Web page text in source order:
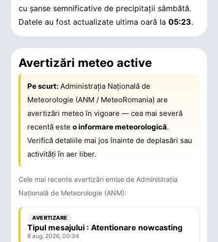
cu șanse semnificative de precipitații sâmbătă.
Datele au fost actualizate ultima oară la05:23.
Avertizări meteo active
Pe scurt: Administrația Națională de
Meteorologie (ANM / MeteoRomania) are
avertizări meteo în vigoare — cea mai severă
recentă esteo informare meteorologică.
Verifică detaliile mai jos înainte de deplasări sau
activități în aer liber.
Cele mai recente avertizări emise de Administrația
Națională de Meteorologie (ANM):
AVERTIZARE
Tipul mesajului : Atentionare nowcasting
8 aug. 2026, 00:34